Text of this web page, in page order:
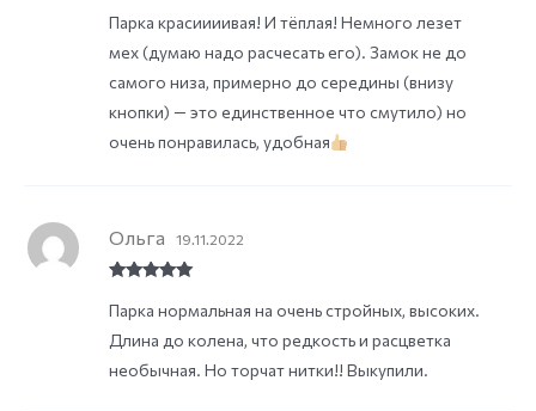
of 5
Парка красиииивая! И тёплая! Немного лезет
мех (думаю надо расчесать его). Замок не до
самого низа, примерно до середины (внизу
кнопки) — это единственное что смутило) но
очень понравилась, удобная
of 5
Ольга 19.11.2022
Парка нормальная на очень стройных, высоких.
Длина до колена, что редкость и расцветка
необычная. Но торчат нитки!! Выкупили.